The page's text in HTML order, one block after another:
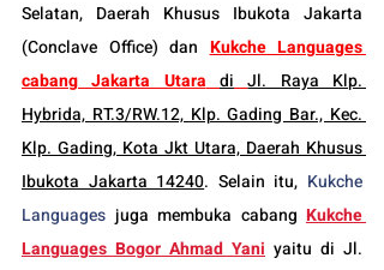
Selatan, Daerah Khusus Ibukota Jakarta
(Conclave Office) dan Kukche Languages
cabang Jakarta Utara di Jl. Raya Klp.
Hybrida, RT.3/RW.12, Klp. Gading Bar., Kec.
Klp. Gading, Kota Jkt Utara, Daerah Khusus
Ibukota Jakarta 14240. Selain itu, Kukche
Languages juga membuka cabang Kukche
Languages Bogor Ahmad Yani yaitu di Jl.